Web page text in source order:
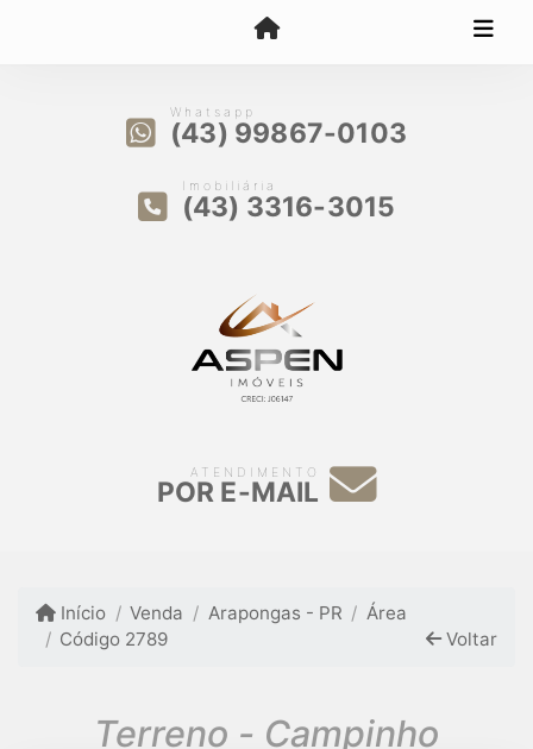
Whatsapp
(43) 99867-0103
Imobiliária
(43) 3316-3015
ATENDIMENTO
POR E-MAIL
Início Venda Arapongas - PR
Área
Código 2789
Voltar
Terreno - Campinho